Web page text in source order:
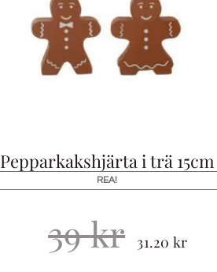
Pepparkakshjärta i trä 15cm
REA!
39kr 31.20 kr